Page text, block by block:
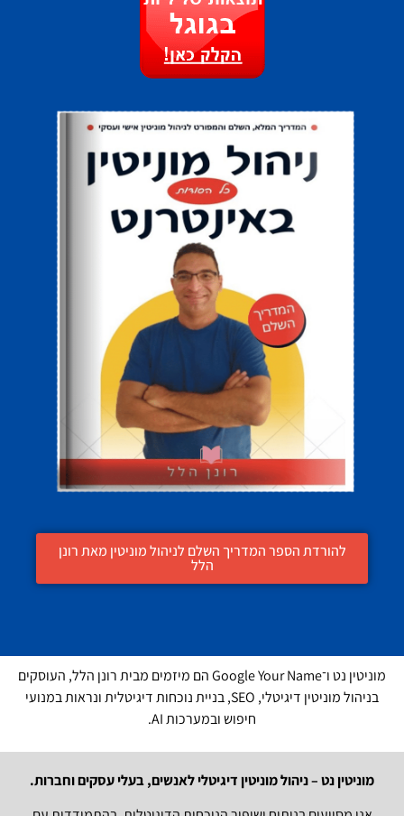
להורדת הספר המדריך השלם לניהול מוניטין מאת רונן
הלל
מוניטין נט ו־Google Your Name הם מיזמים מבית רונן הלל, העוסקים
בניהול מוניטין דיגיטלי, SEO, בניית נוכחות דיגיטלית ונראות במנועי
חיפוש ובמערכות AI.
מוניטין נט – ניהול מוניטין דיגיטלי לאנשים, בעלי עסקים וחברות.